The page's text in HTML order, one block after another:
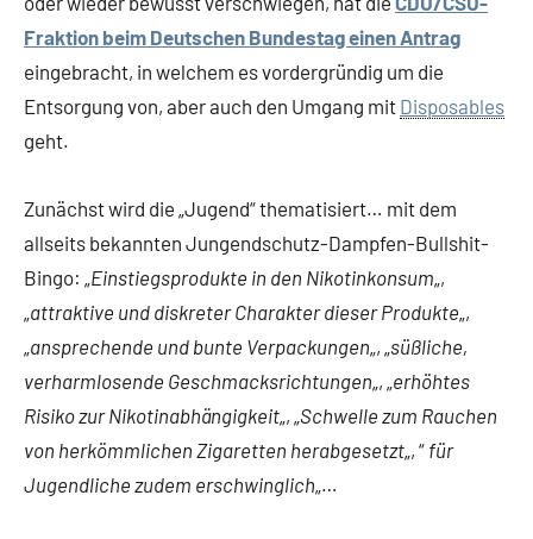
Fraktion beim Deutschen Bundestag einen Antrag
eingebracht, in welchem es vordergründig um die
Entsorgung von, aber auch den Umgang mit Disposables
geht.
Zunächst wird die „Jugend“ thematisiert… mit dem
allseits bekannten Jungendschutz-Dampfen-Bullshit-
Bingo: „Einstiegsprodukte in den Nikotinkonsum„,
„attraktive und diskreter Charakter dieser Produkte„,
„ansprechende und bunte Verpackungen„, „süßliche,
verharmlosende Geschmacksrichtungen„, „erhöhtes
Risiko zur Nikotinabhängigkeit„, „Schwelle zum Rauchen
von herkömmlichen Zigaretten herabgesetzt„, “ für
Jugendliche zudem erschwinglich„…